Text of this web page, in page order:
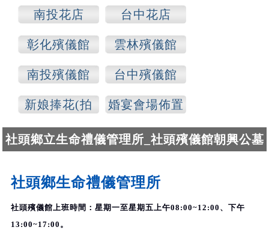
南投花店 台中花店
彰化殯儀館 雲林殯儀館
南投殯儀館 台中殯儀館
新娘捧花(拍
婚宴會場佈置
社頭鄉立生命禮儀管理所_社頭殯儀館朝興公墓
社頭鄉生命禮儀管理所
社頭殯儀館上班時間： 星期一至星期五上午08:00~12:00、下午
13:00~17:00。